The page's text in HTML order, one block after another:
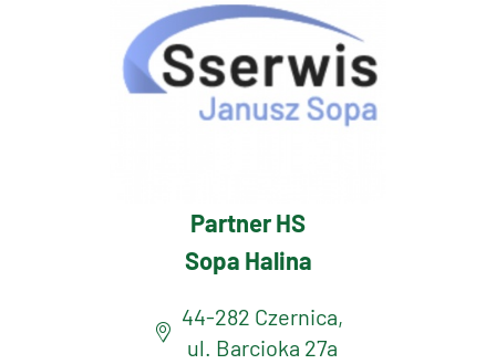
Partner HS
Sopa Halina
44-282 Czernica,
ul. Barcioka 27a